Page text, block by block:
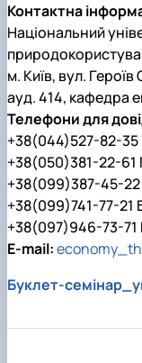
Контактна
Національний
м. Київ, вул.
ауд. 414, кафедра
Телефони для
+38(044)527-82-35
+38(050)381-22-61
+38(099)387-45-22
+38(099)741-77-21
+38(097)946-73-71
E-mail:
Буклет-